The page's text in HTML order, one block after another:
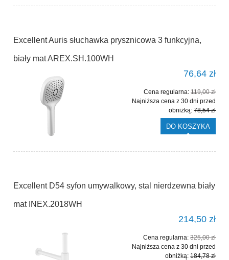
Excellent Auris słuchawka prysznicowa 3 funkcyjna,
biały mat AREX.SH.100WH
76,64 zł
Cena regularna: 119,00 zł
Najniższa cena z 30 dni przed
obniżką: 78,54 zł
DO KOSZYKA
Excellent D54 syfon umywalkowy, stal nierdzewna biały
mat INEX.2018WH
214,50 zł
Cena regularna: 325,00 zł
Najniższa cena z 30 dni przed
obniżką: 184,78 zł